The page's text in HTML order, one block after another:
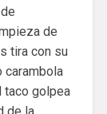
de
tira con su
carambola
taco golpea